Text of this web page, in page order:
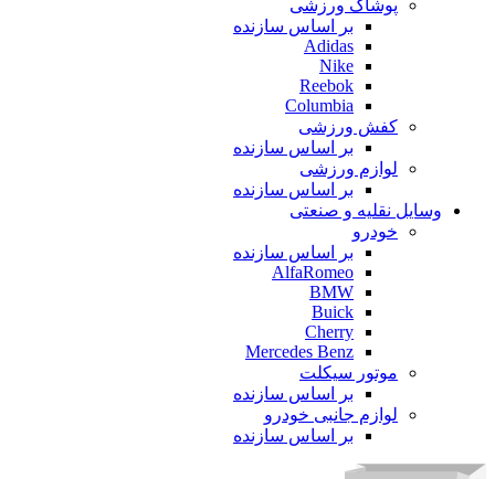
پوشاک ورزشی
بر اساس سازنده
Adidas
Nike
Reebok
Columbia
کفش ورزشی
بر اساس سازنده
لوازم ورزشی
بر اساس سازنده
وسایل نقلیه و صنعتی
خودرو
بر اساس سازنده
AlfaRomeo
BMW
Buick
Cherry
Mercedes Benz
موتور سیکلت
بر اساس سازنده
لوازم جانبی خودرو
بر اساس سازنده